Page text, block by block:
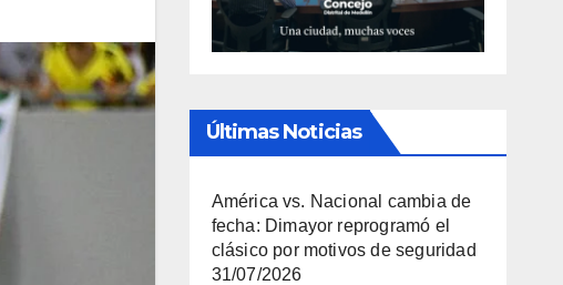
Últimas Noticias
América vs. Nacional cambia de
fecha: Dimayor reprogramó el
clásico por motivos de seguridad
31/07/2026